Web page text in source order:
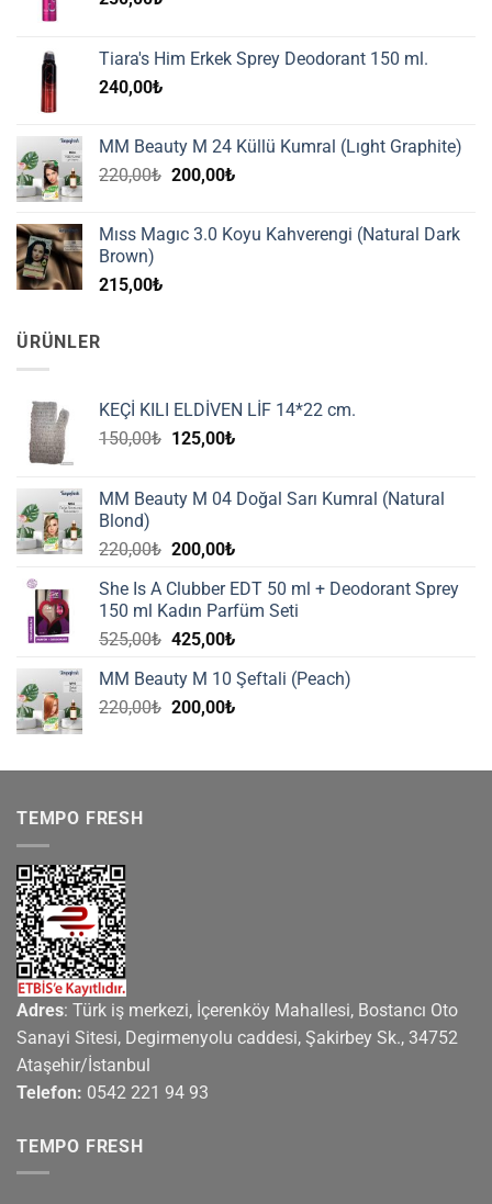
Tiara's Him Erkek Sprey Deodorant 150 ml.
240,00₺
MM Beauty M 24 Küllü Kumral (Lıght Graphite)
220,00₺ Orijinal
200,00₺Şu
200,00₺.
Mıss Magıc 3.0 Koyu Kahverengi (Natural Dark
Brown)
215,00₺
ÜRÜNLER
KEÇİ KILI ELDİVEN LİF 14*22 cm.
150,00₺ Orijinal
125,00₺Şu
125,00₺.
MM Beauty M 04 Doğal Sarı Kumral (Natural
Blond)
220,00₺ Orijinal
220,00₺.
200,00₺Şu
fiyat:
200,00₺.
She Is A Clubber EDT 50 ml + Deodorant Sprey
150 ml Kadın Parfüm Seti
525,00₺ Orijinal
525,00₺.
425,00₺Şu
fiyat:
425,00₺.
MM Beauty M 10 Şeftali (Peach)
220,00₺ Orijinal
200,00₺Şu
200,00₺.
TEMPO FRESH
Adres: Türk iş merkezi, İçerenköy Mahallesi, Bostancı Oto
Sanayi Sitesi, Degirmenyolu caddesi, Şakirbey Sk., 34752
Ataşehir/İstanbul
Telefon: 0542 221 94 93
TEMPO FRESH